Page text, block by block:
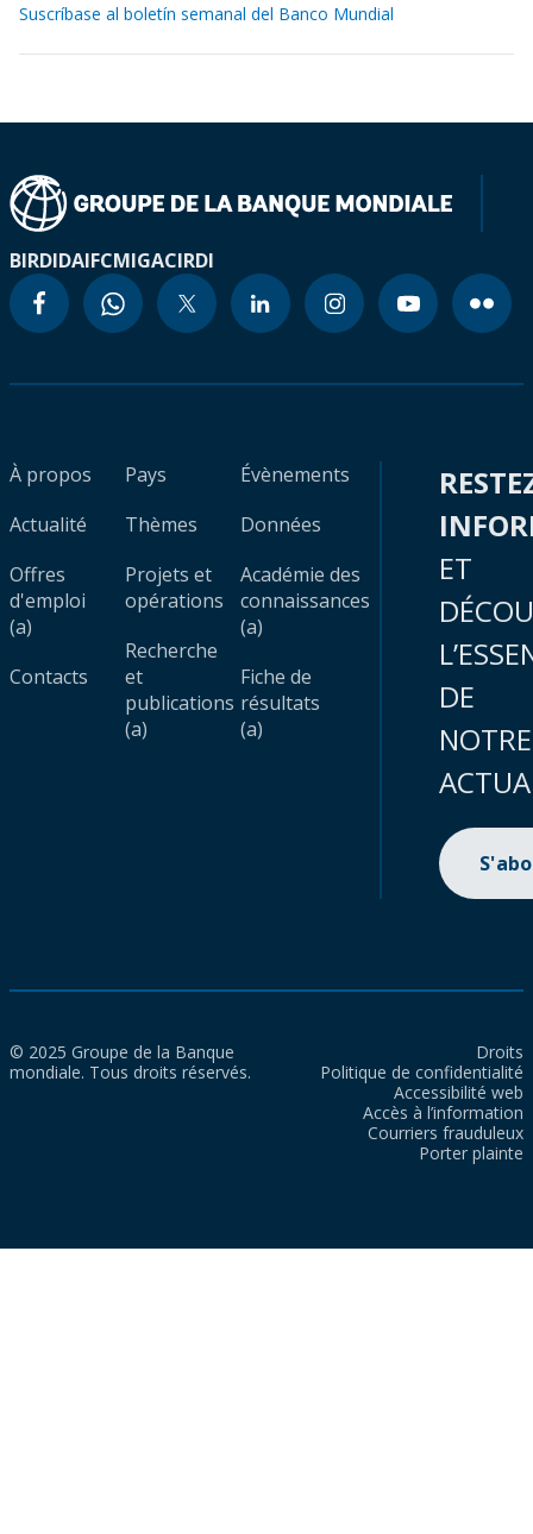
Suscríbase al boletín semanal del Banco Mundial
BIRDIDAIFCMIGACIRDI
À propos
Actualité
Offres
d'emploi
(a)
Contacts
Pays
Thèmes
Projets et
opérations
Recherche
et
publications
(a)
Évènements
Données
Académie des
connaissances
(a)
Fiche de
résultats
(a)
ET
DE
NOTRE
© 2025 Groupe de la Banque
mondiale. Tous droits réservés.
Droits
Politique de confidentialité
Accessibilité web
Accès à l’information
Courriers frauduleux
Porter plainte